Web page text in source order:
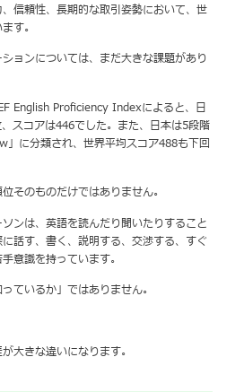
信頼性、長期的な取引姿勢において、世
す。
ョンについては、まだ大きな課題があり
English Proficiency Indexによると、日
スコアは446でした。また、日本は5段階
」に分類され、世界平均スコア488も下回
そのものだけではありません。
ンは、英語を読んだり聞いたりすること
話す、書く、説明する、交渉する、すぐ
意識を持っています。
ているか」ではありません。
大きな違いになります。